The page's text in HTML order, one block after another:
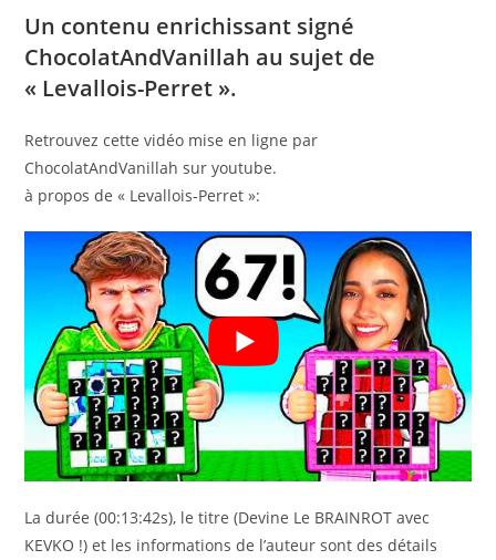
Un contenu enrichissant signé
ChocolatAndVanillah au sujet de
« Levallois-Perret ».
Retrouvez cette vidéo mise en ligne par
ChocolatAndVanillah sur youtube.
à propos de « Levallois-Perret »:
La durée (00:13:42s), le titre (Devine Le BRAINROT avec
KEVKO !) et les informations de l’auteur sont des détails